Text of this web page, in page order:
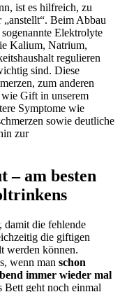
ist es hilfreich, zu
Beim Abbau
Elektrolyte
Kalium, Natrium,
regulieren
sind. Diese
zum anderen
Gift in unserem
Symptome wie
sowie deutliche
zur
– am besten
damit die fehlende
die giftigen
werden können.
wenn man schon
immer wieder mal
Bett geht noch einmal